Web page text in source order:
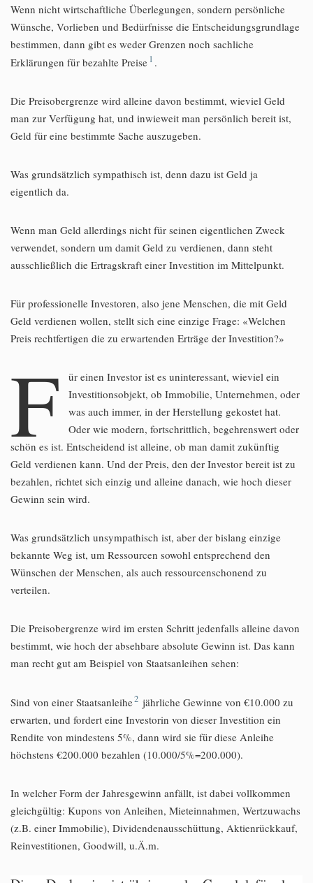
Wenn nicht wirtschaftliche Überlegungen, sondern persönliche
Wünsche, Vorlieben und Bedürfnisse die Entscheidungsgrundlage
bestimmen, dann gibt es weder Grenzen noch sachliche
Erklärungen für bezahlte Preise1 .
Die Preisobergrenze wird alleine davon bestimmt, wieviel Geld
man zur Verfügung hat, und inwieweit man persönlich bereit ist,
Geld für eine bestimmte Sache auszugeben.
Was grundsätzlich sympathisch ist, denn dazu ist Geld ja
eigentlich da.
Wenn man Geld allerdings nicht für seinen eigentlichen Zweck
verwendet, sondern um damit Geld zu verdienen, dann steht
ausschließlich die Ertragskraft einer Investition im Mittelpunkt.
Für professionelle Investoren, also jene Menschen, die mit Geld
Geld verdienen wollen, stellt sich eine einzige Frage: «Welchen
Preis rechtfertigen die zu erwartenden Erträge der Investition?»
F
ür einen Investor ist es uninteressant, wieviel ein
Investitionsobjekt, ob Immobilie, Unternehmen, oder
was auch immer, in der Herstellung gekostet hat.
Oder wie modern, fortschrittlich, begehrenswert oder
schön es ist. Entscheidend ist alleine, ob man damit zukünftig
Geld verdienen kann. Und der Preis, den der Investor bereit ist zu
bezahlen, richtet sich einzig und alleine danach, wie hoch dieser
Gewinn sein wird.
Was grundsätzlich unsympathisch ist, aber der bislang einzige
bekannte Weg ist, um Ressourcen sowohl entsprechend den
Wünschen der Menschen, als auch ressourcenschonend zu
verteilen.
Die Preisobergrenze wird im ersten Schritt jedenfalls alleine davon
bestimmt, wie hoch der absehbare absolute Gewinn ist. Das kann
man recht gut am Beispiel von Staatsanleihen sehen:
Sind von einer Staatsanleihe2 jährliche Gewinne von €10.000 zu
erwarten, und fordert eine Investorin von dieser Investition ein
Rendite von mindestens 5%, dann wird sie für diese Anleihe
höchstens €200.000 bezahlen (10.000/5%=200.000).
In welcher Form der Jahresgewinn anfällt, ist dabei vollkommen
gleichgültig: Kupons von Anleihen, Mieteinnahmen, Wertzuwachs
(z.B. einer Immobilie), Dividendenausschüttung, Aktienrückkauf,
Reinvestitionen, Goodwill, u.Ä.m.